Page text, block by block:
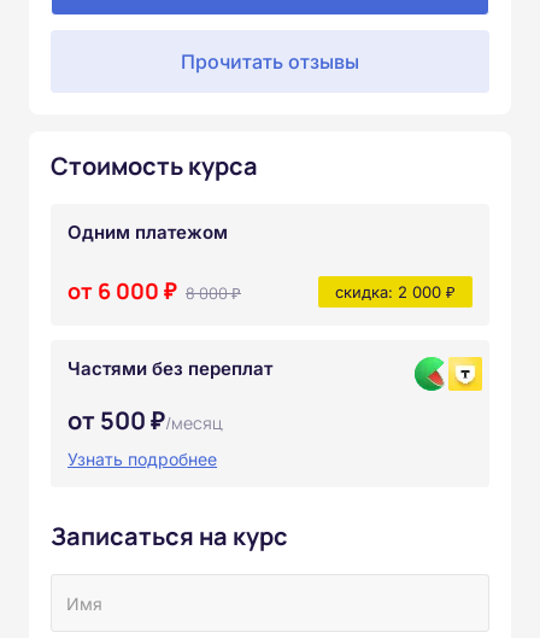
Прочитать отзывы
Стоимость курса
Одним платежом
от 6 000 ₽ 8 000 ₽ скидка: 2 000 ₽
Частями без переплат
от 500 ₽/месяц
Узнать подробнее
Записаться на курс